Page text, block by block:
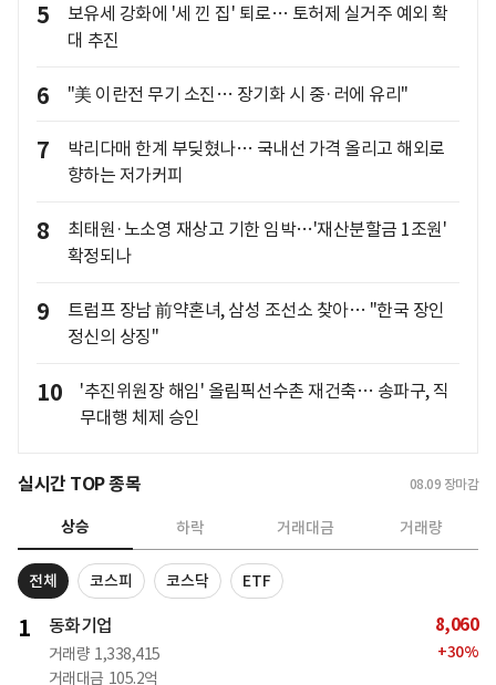
5
보유세 강화에 '세 낀 집' 퇴로… 토허제 실거주 예외 확
대 추진
6 "美 이란전 무기 소진… 장기화 시 중·러에 유리"
7
박리다매 한계 부딪혔나… 국내선 가격 올리고 해외로
향하는 저가커피
8
최태원·노소영 재상고 기한 임박…'재산분할금 1조원'
확정되나
9
트럼프 장남 前약혼녀, 삼성 조선소 찾아… "한국 장인
정신의 상징"
10
'추진위원장 해임' 올림픽선수촌 재건축… 송파구, 직
무대행 체제 승인
실시간 TOP 종목 08.09 장마감
상승 하락 거래대금 거래량
전체 코스피 코스닥 ETF
1 동화기업
거래량 1,338,415
거래대금 105.2억
8,060
+30%